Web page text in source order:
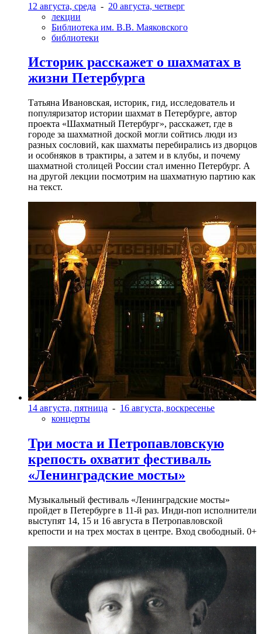
12 августа, среда - 20 августа, четверг
лекции
Библиотека им. В.В. Маяковского
библиотеки
Историк расскажет о шахматах в
жизни Петербурга
Татьяна Ивановская, историк, гид, исследователь и
популяризатор истории шахмат в Петербурге, автор
проекта «Шахматный Петербург», расскажет, где в
городе за шахматной доской могли сойтись люди из
разных сословий, как шахматы перебирались из дворцов
и особняков в трактиры, а затем и в клубы, и почему
шахматной столицей России стал именно Петербург. А
на другой лекции посмотрим на шахматную партию как
на текст.
14 августа, пятница - 16 августа, воскресенье
концерты
Три моста и Петропавловскую
крепость охватит фестиваль
«Ленинградские мосты»
Музыкальный фестиваль «Ленинградские мосты»
пройдет в Петербурге в 11-й раз. Инди-поп исполнители
выступят 14, 15 и 16 августа в Петропавловской
крепости и на трех мостах в центре. Вход свободный. 0+